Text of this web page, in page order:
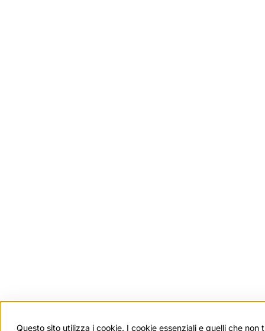
Questo sito utilizza i cookie. I cookie essenziali e quelli che